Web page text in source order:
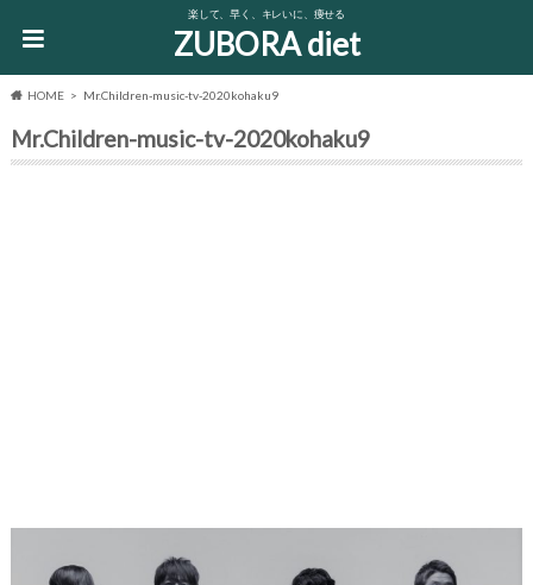
楽して、早く、キレいに、痩せる
ZUBORA diet
HOME Mr.Children-music-tv-2020kohaku9
Mr.Children-music-tv-2020kohaku9